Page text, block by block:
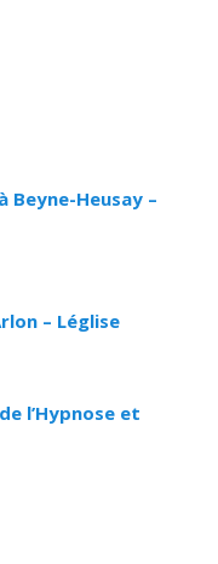
Beyne-Heusay –
– Léglise
l’Hypnose et